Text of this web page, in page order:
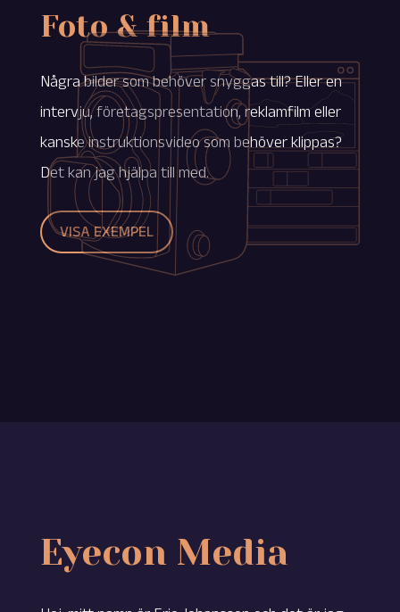
Foto & film
Några bilder som behöver snyggas till? Eller en
intervju, företagspresentation, reklamfilm eller
kanske instruktionsvideo som behöver klippas?
Det kan jag hjälpa till med.
VISA EXEMPEL
Eyecon Media